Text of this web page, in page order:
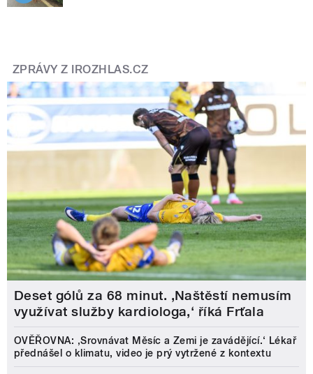
ZPRÁVY Z IROZHLAS.CZ
Deset gólů za 68 minut. ,Naštěstí nemusím
využívat služby kardiologa,‘ říká Frťala
OVĚŘOVNA: ‚Srovnávat Měsíc a Zemi je zavádějící.‘ Lékař
přednášel o klimatu, video je prý vytržené z kontextu